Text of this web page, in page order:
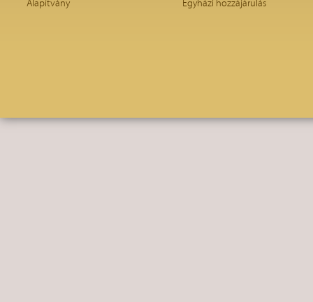
Alapítvány
Egyházi hozzájárulás